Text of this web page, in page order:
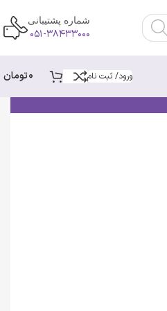
شماره پشتیبانی
۰۵۱-۳۸۴۳۳۰۰۰
ورود/ ثبت نام 0تومان